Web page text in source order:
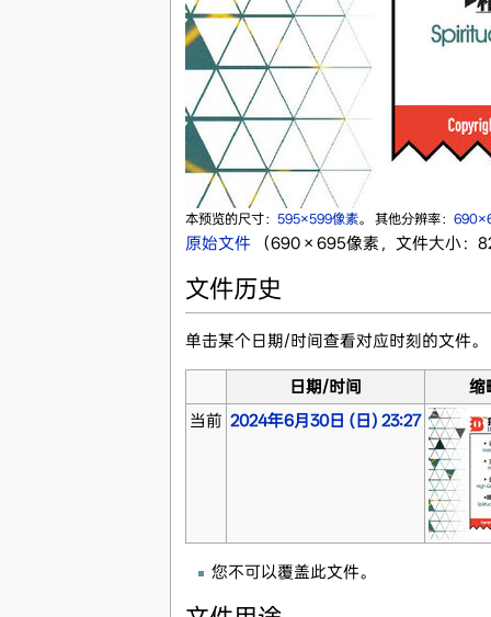
本预览的尺寸： 595×599像素。 其他分辨率：
原始文件‎ （690 × 695像素，文件大小：
文件历史
单击某个日期/时间查看对应时刻的文件。
日期/时间
缩
当前 2024年6月30日 (日) 23:27
您不可以覆盖此文件。